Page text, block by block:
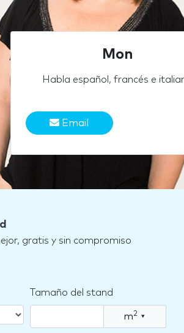
Mon
Habla español, francés e
Email
gratis y sin compromiso
Tamaño del stand
m2 ▾